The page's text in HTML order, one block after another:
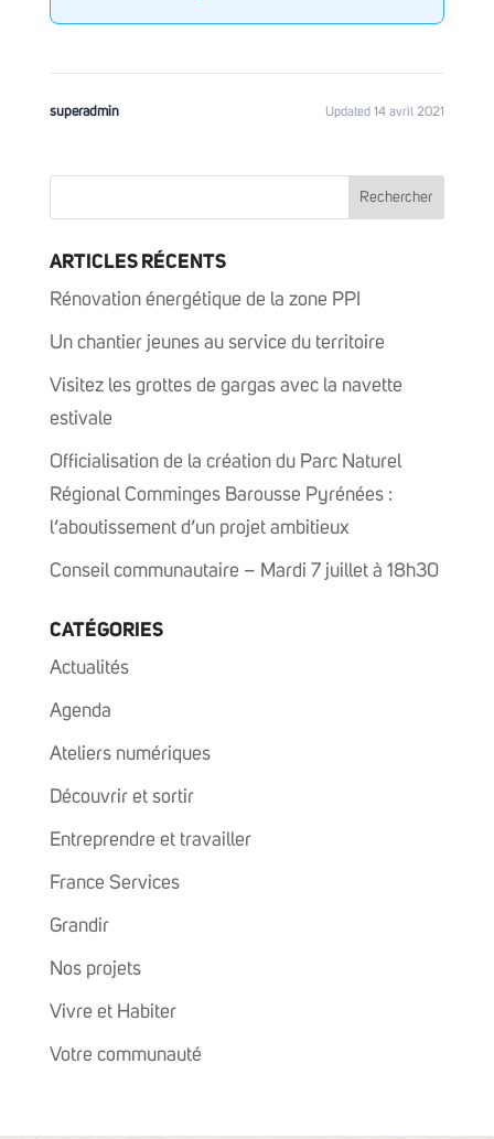
superadmin Updated 14 avril 2021
ARTICLES RÉCENTS
Rénovation énergétique de la zone PPI
Un chantier jeunes au service du territoire
Visitez les grottes de gargas avec la navette
estivale
Officialisation de la création du Parc Naturel
Régional Comminges Barousse Pyrénées :
l’aboutissement d’un projet ambitieux
Conseil communautaire – Mardi 7 juillet à 18h30
CATÉGORIES
Actualités
Agenda
Ateliers numériques
Découvrir et sortir
Entreprendre et travailler
France Services
Grandir
Nos projets
Vivre et Habiter
Votre communauté